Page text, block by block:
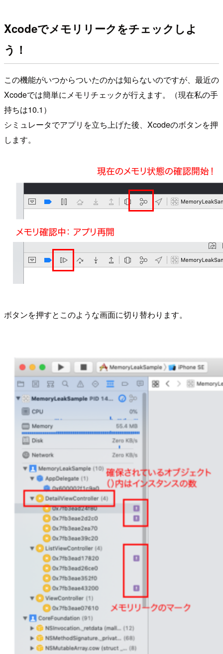
Xcodeでメモリリークをチェックしよ
う！
この機能がいつからついたのかは知らないのですが、最近の
Xcodeでは簡単にメモリチェックが行えます。（現在私の手
持ちは10.1）
シミュレータでアプリを立ち上げた後、Xcodeのボタンを押
します。
ボタンを押すとこのような画面に切り替わります。